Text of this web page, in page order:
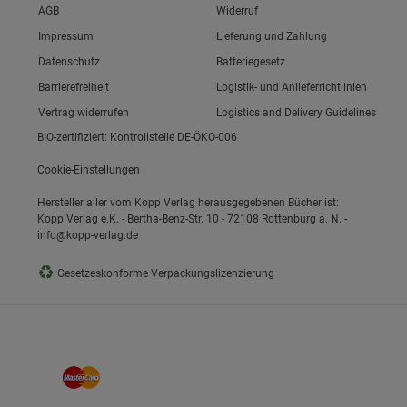
Link zum/zur
AGB
Link zum/zur
Impressum
Link zum/zur
Datenschutz
Link zum/zur
Barrierefreiheit
Vertrag widerrufen
Widerruf
Lieferung und Zahlung
Batteriegesetz
Logistik- und Anlieferrichtlinien
Logistics and Delivery Guidelines
BIO-zertifiziert: Kontrollstelle DE-ÖKO-006
Cookie-Einstellungen
Hersteller aller vom Kopp Verlag herausgegebenen Bücher ist:
Kopp Verlag e.K. - Bertha-Benz-Str. 10 - 72108 Rottenburg a. N. -
info@kopp-verlag.de
♻ Gesetzeskonforme Verpackungslizenzierung
Gruppe